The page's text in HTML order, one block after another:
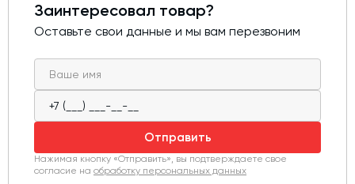
самонесущая шахта данного элеватора очень
прочна, а механизм шахты защищен от пыли. Низкое
использования данного оборудования.
Заинтересовал товар?
Оставьте свои данные и мы вам перезвоним
Отправить
Нажимая кнопку «Отправить», вы подтверждаете свое
согласие на обработку персональных данных